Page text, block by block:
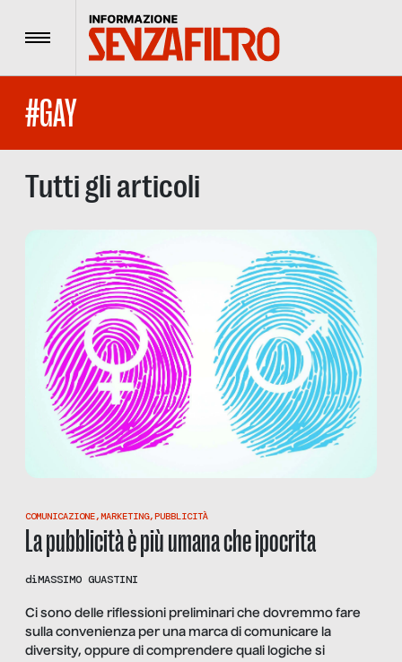
Menu
#GAY
Tutti gli articoli
COMUNICAZIONE,MARKETING,PUBBLICITÀ
La pubblicità è più umana che ipocrita
diMASSIMO GUASTINI
Ci sono delle riflessioni preliminari che dovremmo fare
sulla convenienza per una marca di comunicare la
diversity, oppure di comprendere quali logiche si